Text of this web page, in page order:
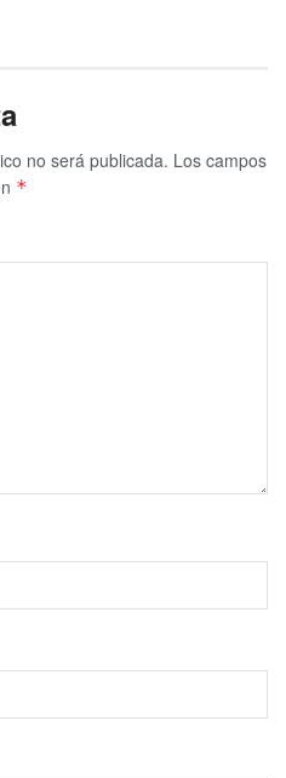
no será publicada. Los campos
*